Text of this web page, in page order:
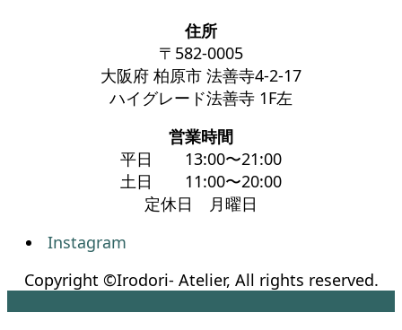
住所
〒582-0005
大阪府 柏原市 法善寺4-2-17
ハイグレード法善寺 1F左
営業時間
平日 13:00〜21:00
土日 11:00〜20:00
定休日 月曜日
Instagram
Copyright ©Irodori- Atelier, All rights reserved.